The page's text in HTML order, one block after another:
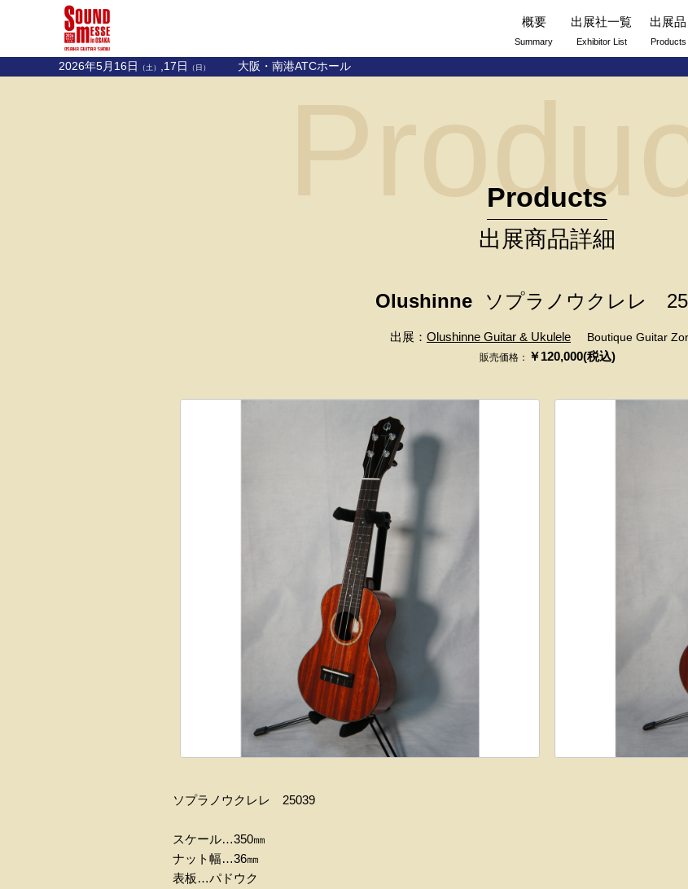
概要
Summary
出展社一覧
Exhibitor List
出展品
Products
2026年5月16日 （土） ,17日 （日） 大阪・南港ATCホール
Products
出展商品詳細
Olushinne ソプラノウクレレ
出展： Olushinne Guitar & Ukulele Boutique Guitar
販売価格： ￥120,000(税込)
ソプラノウクレレ 25039
スケール…350㎜
ナット幅…36㎜
表板…パドウク